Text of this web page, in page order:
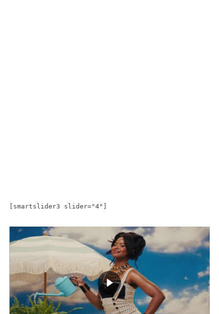
[smartslider3 slider="4"]